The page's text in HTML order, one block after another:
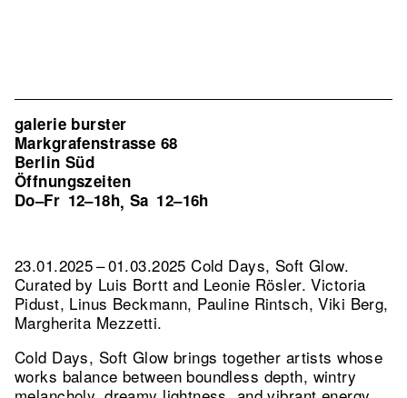
galerie burster
Markgrafenstrasse 68
Berlin Süd
Öffnungszeiten
Do–Fr 12–18h, Sa 12–16h
23.01.2025 – 01.03.2025 Cold Days, Soft Glow.
Curated by Luis Bortt and Leonie Rösler. Victoria
Pidust, Linus Beckmann, Pauline Rintsch, Viki Berg,
Margherita Mezzetti.
Cold Days, Soft Glow brings together artists whose
works balance between boundless depth, wintry